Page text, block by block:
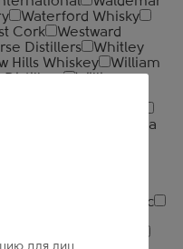
Waterford Whisky
Cork
Westward
Distillers
Whitley
Hills Whiskey
William
Zacapa
(АПК)
Альфа Люкс
для лиц